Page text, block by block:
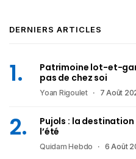
DERNIERS ARTICLES
Patrimoine lot-et-
pas de chez soi
Yoan Rigoulet 7 Août
Pujols : la
l’été
Quidam Hebdo 6 Août